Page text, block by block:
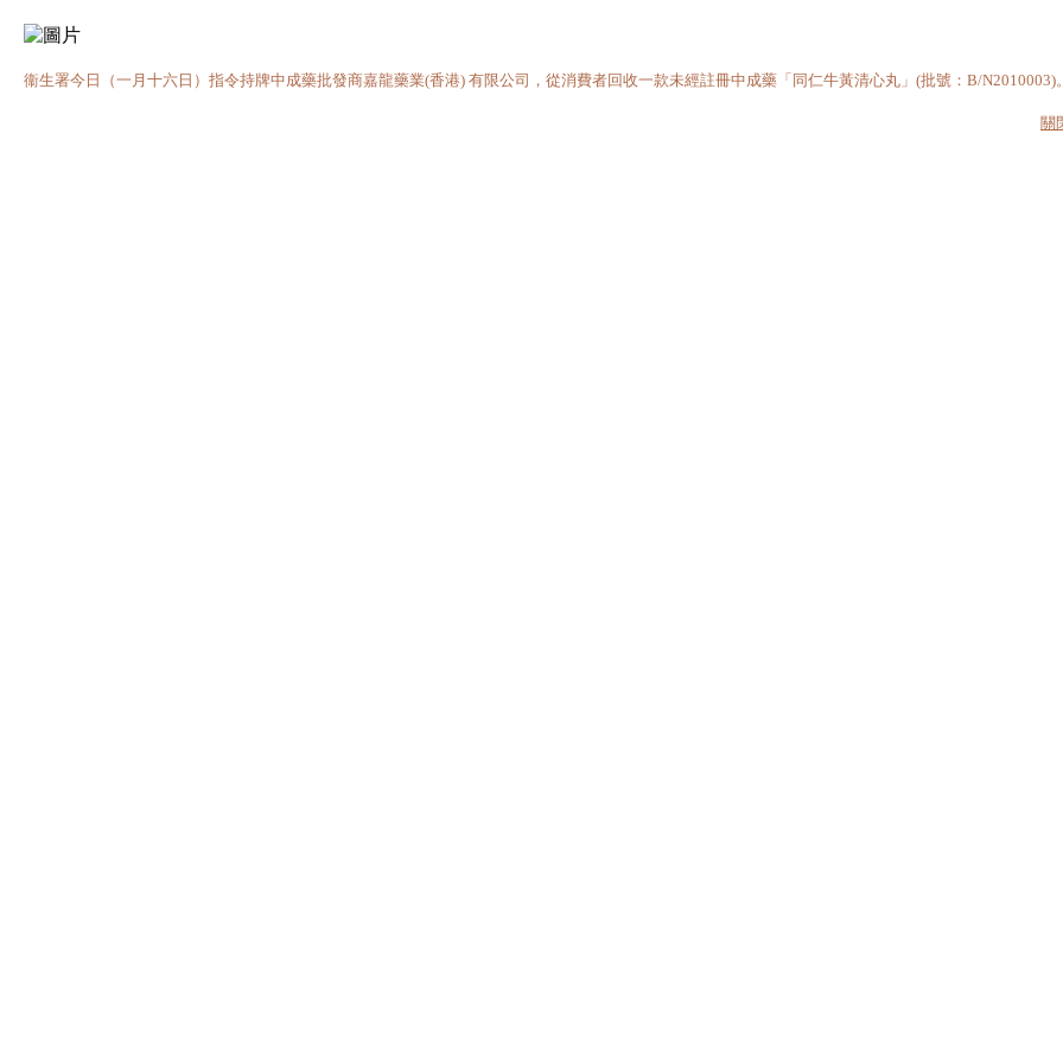
衞生署今日（一月十六日）指令持牌中成藥批發商嘉龍藥業(香港) 有限公司，從消費者回收一款未經註冊中成藥「同仁牛黃清心丸」(批號：B/N2010003)
關